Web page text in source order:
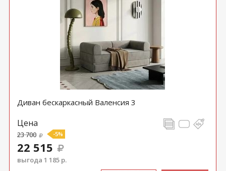
Диван бескаркасный Валенсия 3
Цена
23 700 -5%
22 515
выгода 1 185 р.